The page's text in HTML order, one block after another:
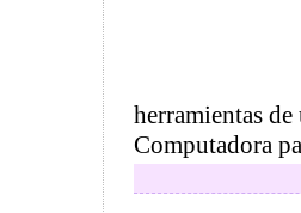
herramientas
Computadora